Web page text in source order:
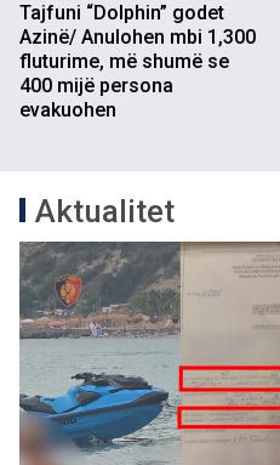
Tajfuni “Dolphin” godet
Azinë/ Anulohen mbi 1,300
fluturime, më shumë se
400 mijë persona
evakuohen
Aktualitet